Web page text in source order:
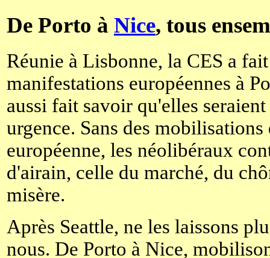
De Porto à Nice, tous
Réunie à Lisbonne, la CES a
manifestations européennes à
aussi fait savoir qu'elles
urgence. Sans des mobilisations
européenne, les néolibéraux
d'airain, celle du marché, du
misère.
Après Seattle, ne les laissons
nous. De Porto à Nice,